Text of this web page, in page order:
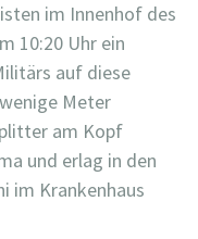
im Innenhof des
10:20 Uhr ein
auf diese
Meter
am Kopf
und erlag in den
im Krankenhaus